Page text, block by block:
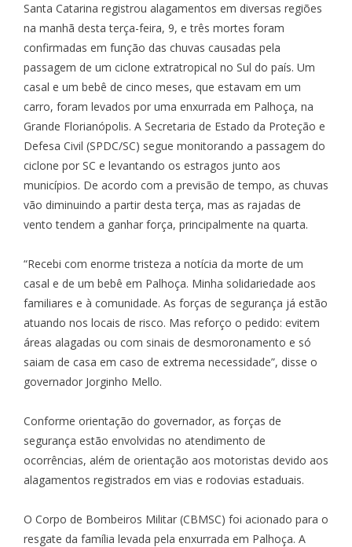
Santa Catarina registrou alagamentos em diversas regiões
na manhã desta terça-feira, 9, e três mortes foram
confirmadas em função das chuvas causadas pela
passagem de um ciclone extratropical no Sul do país. Um
casal e um bebê de cinco meses, que estavam em um
carro, foram levados por uma enxurrada em Palhoça, na
Grande Florianópolis. A Secretaria de Estado da Proteção e
Defesa Civil (SPDC/SC) segue monitorando a passagem do
ciclone por SC e levantando os estragos junto aos
municípios. De acordo com a previsão de tempo, as chuvas
vão diminuindo a partir desta terça, mas as rajadas de
vento tendem a ganhar força, principalmente na quarta.
“Recebi com enorme tristeza a notícia da morte de um
casal e de um bebê em Palhoça. Minha solidariedade aos
familiares e à comunidade. As forças de segurança já estão
atuando nos locais de risco. Mas reforço o pedido: evitem
áreas alagadas ou com sinais de desmoronamento e só
saiam de casa em caso de extrema necessidade”, disse o
governador Jorginho Mello.
Conforme orientação do governador, as forças de
segurança estão envolvidas no atendimento de
ocorrências, além de orientação aos motoristas devido aos
alagamentos registrados em vias e rodovias estaduais.
O Corpo de Bombeiros Militar (CBMSC) foi acionado para o
resgate da família levada pela enxurrada em Palhoça. A